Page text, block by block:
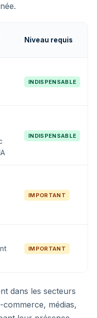
Niveau requis
INDISPENSABLE
INDISPENSABLE
IMPORTANT
IMPORTANT
dans les secteurs
médias,